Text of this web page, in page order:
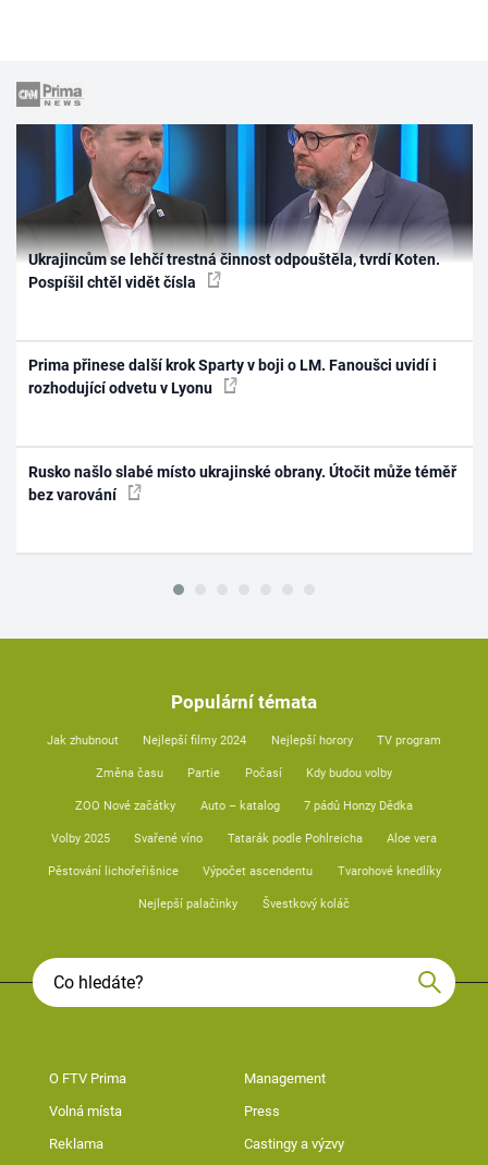
Ukrajincům se lehčí trestná činnost odpouštěla, tvrdí Koten.
Pospíšil chtěl vidět čísla
Prima přinese další krok Sparty v boji o LM. Fanoušci uvidí i
rozhodující odvetu v Lyonu
Rusko našlo slabé místo ukrajinské obrany. Útočit může téměř
bez varování
Populární témata
Jak zhubnout Nejlepší filmy 2024 Nejlepší horory TV program
Změna času Partie Počasí Kdy budou volby
ZOO Nové začátky Auto – katalog 7 pádů Honzy Dědka
Volby 2025 Svařené víno Tatarák podle Pohlreicha Aloe vera
Pěstování lichořeřišnice Výpočet ascendentu Tvarohové knedlíky
Nejlepší palačinky Švestkový koláč
O FTV Prima Management
Volná místa Press
Reklama Castingy a výzvy